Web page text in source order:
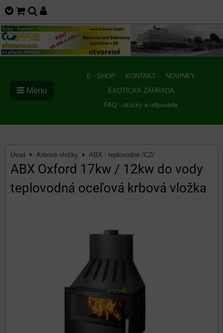
E - SHOP KONTAKT
NOVINKY
EXOTICKÁ ZÁHRADA
FAQ - otázky a odpovede
Menu
Úvod Krbové vložky ABX - teplovodné /CZ/
ABX Oxford 17kw / 12kw do vody
teplovodná oceľová krbová vložka